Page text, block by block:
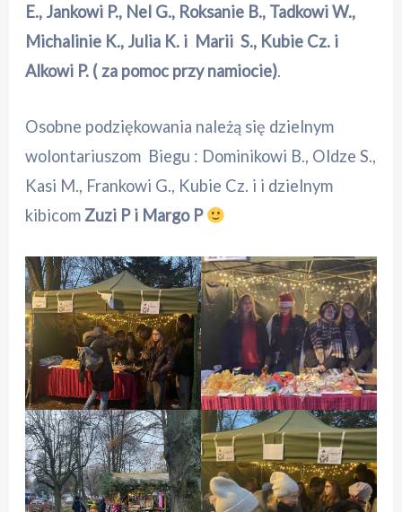
E., Jankowi P., Nel G., Roksanie B., Tadkowi W.,
Michalinie K., Julia K. i Marii S., Kubie Cz. i
Alkowi P. ( za pomoc przy namiocie).
Osobne podziękowania należą się dzielnym
wolontariuszom Biegu : Dominikowi B., Oldze S.,
Kasi M., Frankowi G., Kubie Cz. i i dzielnym
kibicom Zuzi P i Margo P